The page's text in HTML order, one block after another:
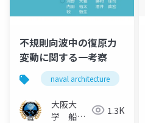
不規則向波中の復原⼒
変動に関する⼀考察
naval architecture
大阪大
学 船舶
1.3K